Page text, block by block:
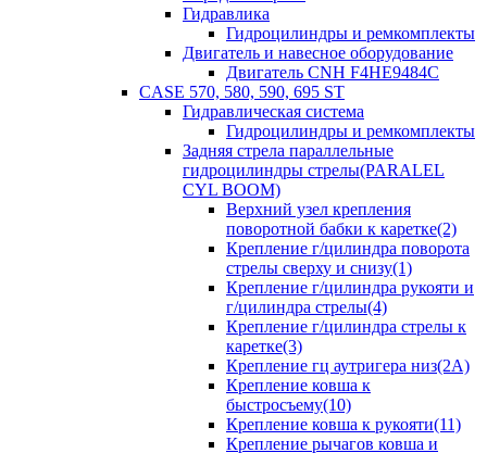
Гидравлика
Гидроцилиндры и ремкомплекты
Двигатель и навесное оборудование
Двигатель CNH F4HE9484C
CASE 570, 580, 590, 695 ST
Гидравлическая система
Гидроцилиндры и ремкомплекты
Задняя стрела параллельные
гидроцилиндры стрелы(PARALEL
CYL BOOM)
Верхний узел крепления
поворотной бабки к каретке(2)
Крепление г/цилиндра поворота
стрелы сверху и снизу(1)
Крепление г/цилиндра рукояти и
г/цилиндра стрелы(4)
Крепление г/цилиндра стрелы к
каретке(3)
Крепление гц аутригера низ(2А)
Крепление ковша к
быстросъему(10)
Крепление ковша к рукояти(11)
Крепление рычагов ковша и